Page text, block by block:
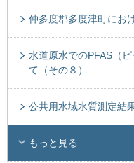
仲多度郡多度津町にお
水道原水でのPFAS（
て（その８）
公共用水域水質測定結
もっと見る